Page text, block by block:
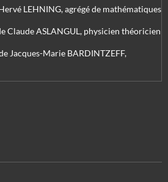
LEHNING, agrégé de mathématiques
Claude ASLANGUL, physicien théoricien
Jacques-Marie BARDINTZEFF,